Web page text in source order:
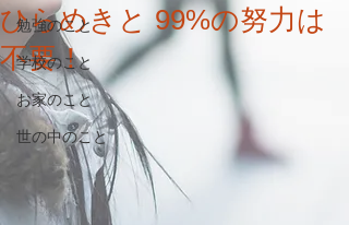
勉強のこと
学校のこと
お家のこと
世の中のこと
ひらめきと 99%の努力は
不要！